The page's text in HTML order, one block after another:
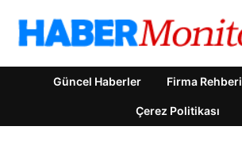
Güncel Haberler Firma Rehberi
Çerez Politikası